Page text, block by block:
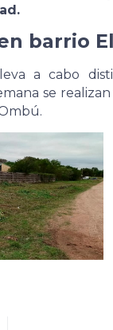
barrio
a cabo
se